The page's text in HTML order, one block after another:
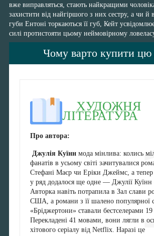
вже виправляться, стають найкращими
захистити від найгіршого з них сестру, а чи
губи Ентоні торкаються її губ, Кейт
силі протистояти цьому неймовірному
Чому варто купити цю
ХУДОЖНЯ
ЛІТЕРАТУРА
Про автора:
Джулія Куїннмода мінлива: колись
фанатів в усьому світі зачитувалися
Стефані Маєр чи Еріки Джеймс, а
у ряд додалося ще одне — Джулії Куїнн
Авторка навіть потрапила в Зал слави
США, а романи з її шалено популярної
«Бріджертони» ставали бестселерами 19
Перекладені 41 мовами, вони лягли в
хітового серіалу від Netflix. Наразі це